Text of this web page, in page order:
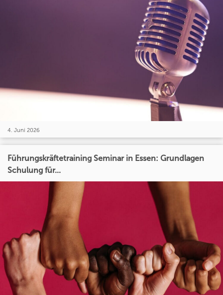
4. Juni 2026
Führungskräftetraining Seminar in Essen: Grundlagen
Schulung für...